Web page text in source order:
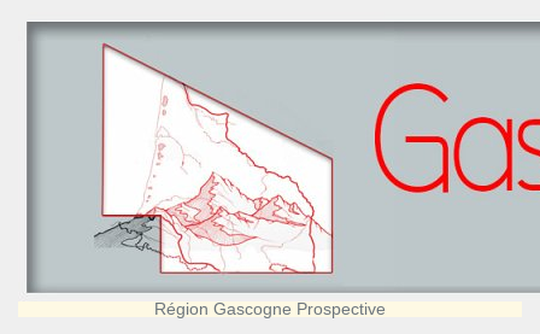
Région Gascogne Prospective